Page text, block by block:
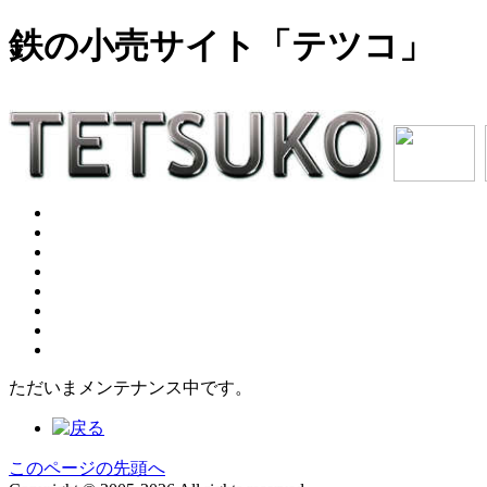
鉄の小売サイト「テツコ」
ただいまメンテナンス中です。
このページの先頭へ